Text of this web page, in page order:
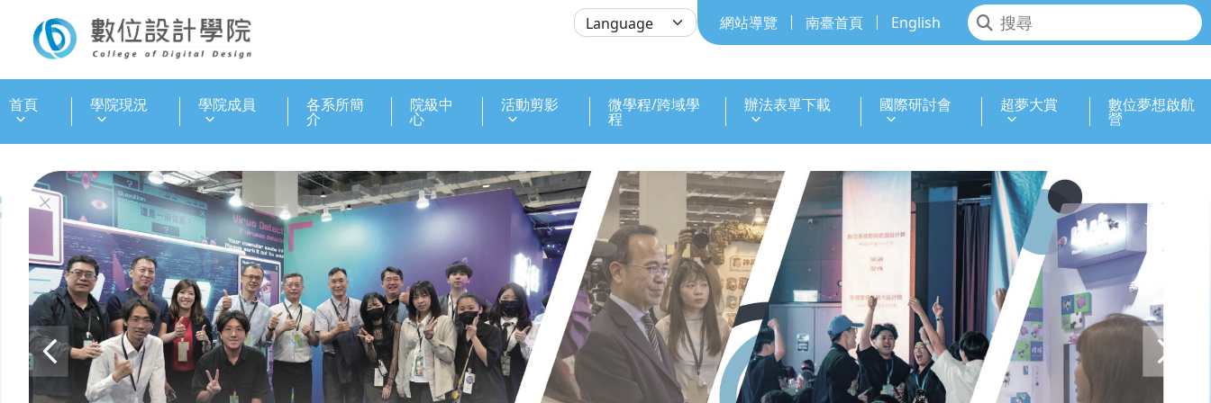
網站導覽 南臺首頁 English
首頁 學院現況 學院成員 各系所簡
介
院級中
心
活動剪影 微學程/跨域學
程
辦法表單下載 國際研討會 超夢大賞 數位夢想啟航
營